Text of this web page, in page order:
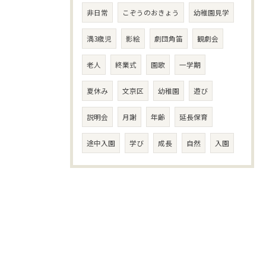
非日常 こぞうのおきょう 幼稚園見学
満3歳児 影絵 劇団角笛 観劇会
老人 終業式 園歌 一学期
夏休み 文京区 幼稚園 遊び
説明会 月謝 年齢 延長保育
途中入園 学び 成長 自然 入園